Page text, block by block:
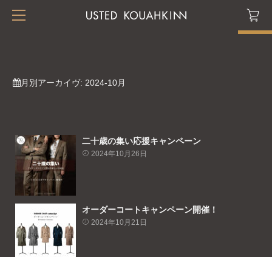
月別アーカイヴ: 2024-10月
二十歳の集い応援キャンペーン
2024年10月26日
オーダーコートキャンペーン開催！
2024年10月21日